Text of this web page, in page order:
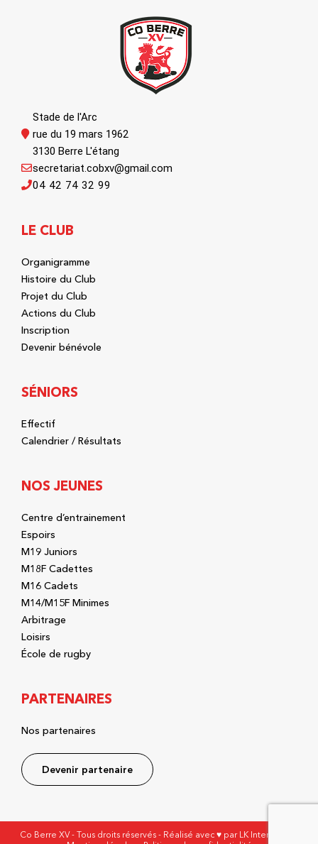
Stade de l'Arc
rue du 19 mars 1962
3130 Berre L'étang
04 42 74 32 99
secretariat.cobxv@gmail.com
LE CLUB
Organigramme
Histoire du Club
Projet du Club
Actions du Club
Inscription
Devenir bénévole
SÉNIORS
Effectif
Calendrier / Résultats
NOS JEUNES
Centre d’entrainement
Espoirs
M19 Juniors
M18F Cadettes
M16 Cadets
M14/M15F Minimes
Arbitrage
Loisirs
École de rugby
PARTENAIRES
Nos partenaires
Devenir partenaire
Co Berre XV - Tous droits réservés - Réalisé avec ♥ par LK Interactive